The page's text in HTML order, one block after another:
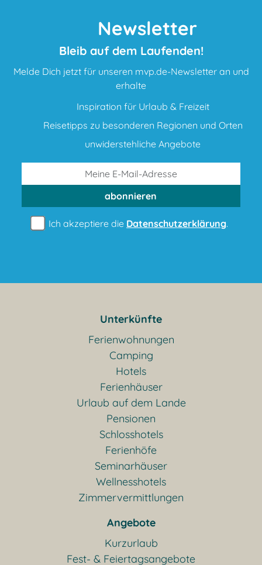
Newsletter
Bleib auf dem Laufenden!
Melde Dich jetzt für unseren mvp.de-Newsletter an und
erhalte
Inspiration für Urlaub & Freizeit
Reisetipps zu besonderen Regionen und Orten
unwiderstehliche Angebote
abonnieren
Ich akzeptiere die Datenschutzerklärung.
Unterkünfte
Ferienwohnungen
Camping
Hotels
Ferienhäuser
Urlaub auf dem Lande
Pensionen
Schlosshotels
Ferienhöfe
Seminarhäuser
Wellnesshotels
Zimmervermittlungen
Angebote
Kurzurlaub
Fest- & Feiertagsangebote